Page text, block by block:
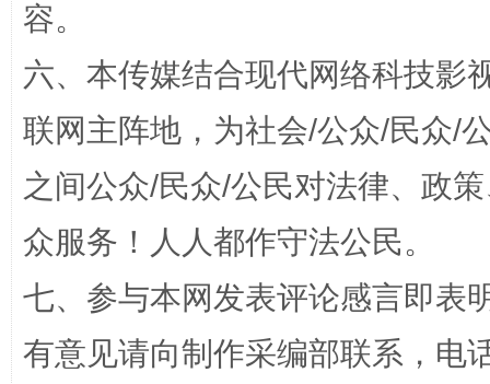
容。
六、本传媒结合现代网络科技影
联网主阵地，为社会/公众/民众/
之间公众/民众/公民对法律、政
众服务！人人都作守法公民。
七、参与本网发表评论感言即表
有意见请向制作采编部联系，电